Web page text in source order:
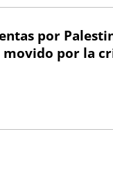
por
por la